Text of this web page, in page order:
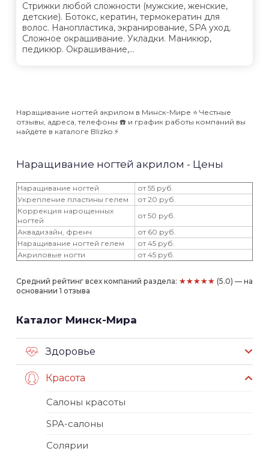
Стрижки любой сложности (мужские, женские,
детские). Ботокс, кератин, термокератин для
волос. Нанопластика, экранирование, SPA уход.
Сложное окрашивание. Укладки. Маникюр,
педикюр. Окрашивание,...
Наращивание ногтей акрилом в Минск-Мире ⭐️ Честные
отзывы, адреса, телефоны ☎️ и график работы компаний вы
найдёте в каталоге Blizko ⚡️
Наращивание ногтей акрилом - Цены
Наращивание ногтей
от 55 руб.
Укрепление пластины гелем
от 20 руб.
Коррекция нарощенных
ногтей
от 50 руб.
Аквадизайн, френч
от 60 руб.
Наращивание ногтей гелем
от 45 руб.
Акриловые ногти
от 45 руб.
Средний рейтинг всех компаний раздела: ★★★★★ (5.0) — на
основании 1 отзыва
Каталог Минск-Мира
Здоровье
Красота
Салоны красоты
SPA-салоны
Солярии